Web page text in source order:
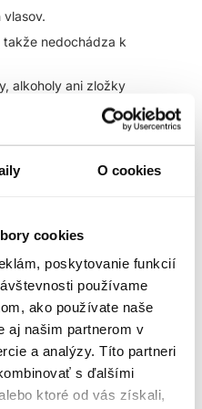
O cookies
cookies
poskytovanie funkcií
používame
ako používate naše
aj našim partnerom v
a analýzy. Títo partneri
s ďalšími
ktoré od vás získali,
nedochádza k
alkoholy ani zložky
pre reguláciu pH.
farby alebo na korekciu a
vrstvenia pigmentov.
a teplých tónoch aj
hodnoty pH počas celého
VIAC